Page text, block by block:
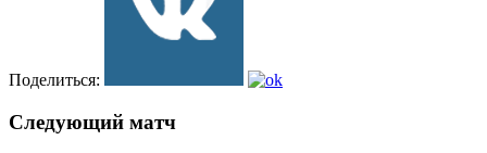
Поделиться:
Следующий матч